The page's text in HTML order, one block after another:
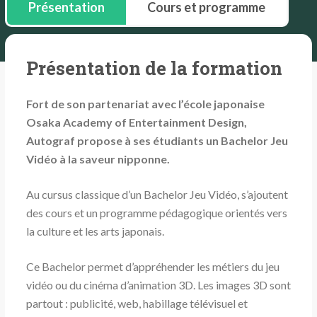
Présentation Cours et programme
Présentation de la formation
Fort de son partenariat avec l’école japonaise
Osaka Academy of Entertainment Design,
Autograf propose à ses étudiants un Bachelor Jeu
Vidéo à la saveur nipponne.
Au cursus classique d’un Bachelor Jeu Vidéo, s’ajoutent
des cours et un programme pédagogique orientés vers
la culture et les arts japonais.
Ce Bachelor permet d’appréhender les métiers du jeu
vidéo ou du cinéma d’animation 3D. Les images 3D sont
partout : publicité, web, habillage télévisuel et